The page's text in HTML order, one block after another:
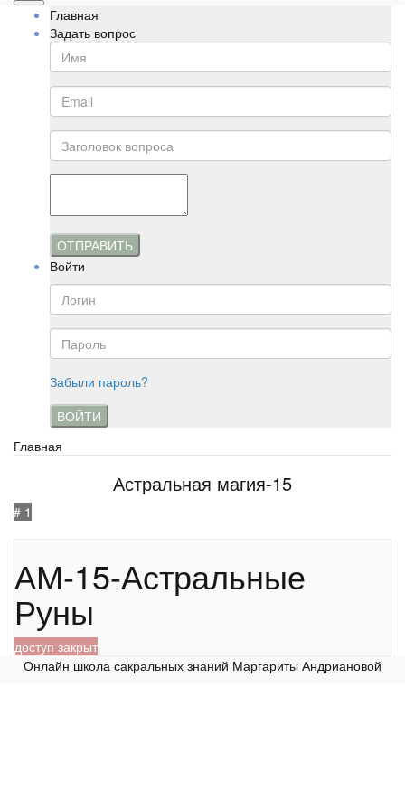
Главная
Задать вопрос
ОТПРАВИТЬ
Войти
Забыли пароль?
ВОЙТИ
Главная
Астральная магия-15
# 1
АМ-15-Астральные
Руны
доступ закрыт
Онлайн школа сакральных знаний Маргариты Андриановой